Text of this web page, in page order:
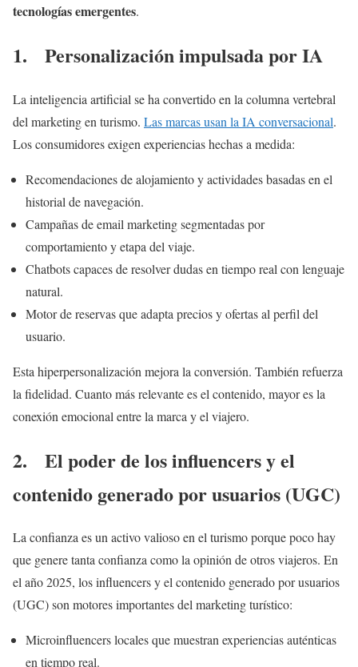
tecnologías emergentes.
1. Personalización impulsada por IA
La inteligencia artificial se ha convertido en la columna vertebral
del marketing en turismo. Las marcas usan la IA conversacional.
Los consumidores exigen experiencias hechas a medida:
Recomendaciones de alojamiento y actividades basadas en el
historial de navegación.
Campañas de email marketing segmentadas por
comportamiento y etapa del viaje.
Chatbots capaces de resolver dudas en tiempo real con lenguaje
natural.
Motor de reservas que adapta precios y ofertas al perfil del
usuario.
Esta hiperpersonalización mejora la conversión. También refuerza
la fidelidad. Cuanto más relevante es el contenido, mayor es la
conexión emocional entre la marca y el viajero.
2. El poder de los influencers y el
contenido generado por usuarios (UGC)
La confianza es un activo valioso en el turismo porque poco hay
que genere tanta confianza como la opinión de otros viajeros. En
el año 2025, los influencers y el contenido generado por usuarios
(UGC) son motores importantes del marketing turístico:
Microinfluencers locales que muestran experiencias auténticas
en tiempo real.